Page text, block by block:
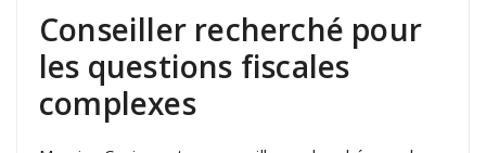
Conseiller recherché pour
les questions fiscales
complexes